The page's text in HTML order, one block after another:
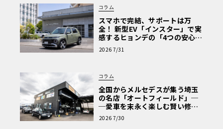
コラム
スマホで完結、サポートは万
全！ 新型EV「インスター」で実
感するヒョンデの「4つの安心」
【第1回・ヒョンデ6つの疑問：
Why? Hyundai?】〈PR〉
2026 7/31
コラム
全国からメルセデスが集う埼玉
の名店「オートフィールド」─
─愛車を末永く楽しむ賢い修理
術と、プロがフックス製オイル
を選ぶ理由〈PR〉
2026 7/30